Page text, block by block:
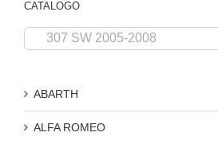
CATALOGO
ABARTH
ALFA ROMEO